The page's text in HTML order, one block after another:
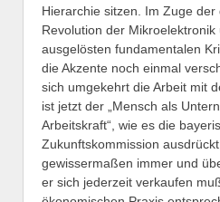
Hierarchie sitzen. Im Zuge der
Revolution der Mikroelektronik
ausgelösten fundamentalen
die Akzente noch einmal
sich umgekehrt die Arbeit mit
ist jetzt der „Mensch als
Arbeitskraft“, wie es die
Zukunftskommission
gewissermaßen immer und
er sich jederzeit verkaufen